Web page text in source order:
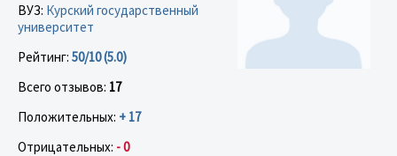
ВУЗ: Курский государственный
университет
Рейтинг: 50/10 (5.0)
Всего отзывов: 17
Положительных: + 17
Отрицательных: - 0